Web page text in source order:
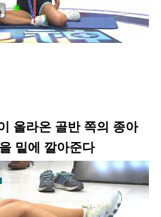
올라온 골반 쪽의 종아
밑에 깔아준다